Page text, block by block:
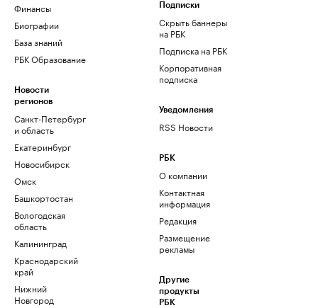
Финансы
Биографии
База знаний
РБК Образование
Новости
регионов
Санкт-Петербург
и область
Екатеринбург
Новосибирск
Омск
Башкортостан
Вологодская
область
Калининград
Краснодарский
край
Нижний
Новгород
Подписки
Скрыть баннеры
на РБК
Подписка на РБК
Корпоративная
подписка
Уведомления
RSS Новости
РБК
О компании
Контактная
информация
Редакция
Размещение
рекламы
Другие
продукты
РБК